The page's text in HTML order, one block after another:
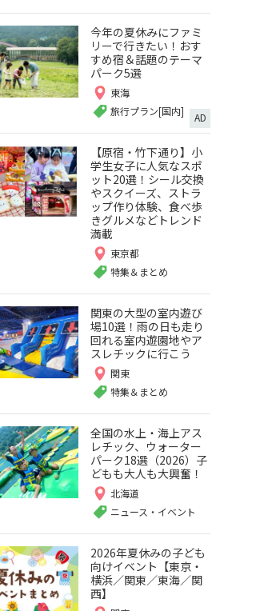
今年の夏休みにファミ
リーで行きたい！おす
すめ宿＆話題のテーマ
パーク5選
東海
旅行プラン[国内]
AD
【原宿・竹下通り】小
学生女子に人気なスポ
ット20選！シール交換
やスクイーズ、ストラ
ップ作り体験、食べ歩
きグルメなどトレンド
満載
東京都
特集＆まとめ
関東の大型の室内遊び
場10選！雨の日も走り
回れる室内遊園地やア
スレチックに行こう
関東
特集＆まとめ
全国の水上・海上アス
レチック、ウォーター
パーク18選（2026）子
どもも大人も大興奮！
北海道
ニュース・イベント
2026年夏休みの子ども
向けイベント【東京・
横浜／関東／東海／関
西】